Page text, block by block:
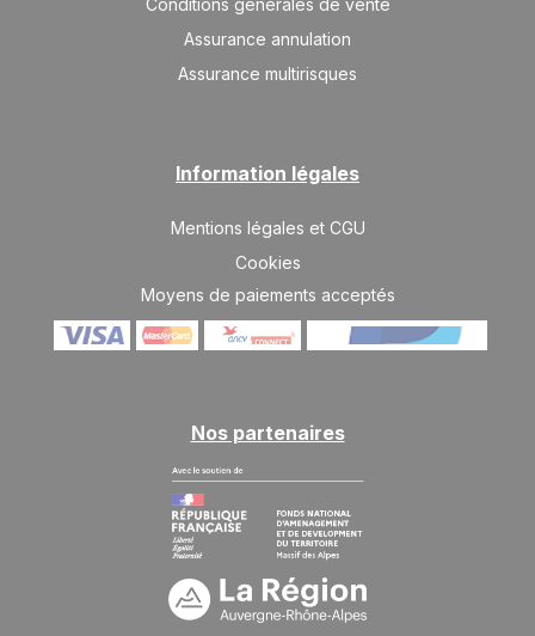
Conditions générales de vente
Assurance annulation
Assurance multirisques
Information légales
Mentions légales et CGU
Cookies
Moyens de paiements acceptés
Nos partenaires